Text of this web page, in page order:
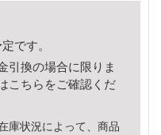
です。
引換の場合に限りま
こちら をご確認くだ
庫状況によって、商品